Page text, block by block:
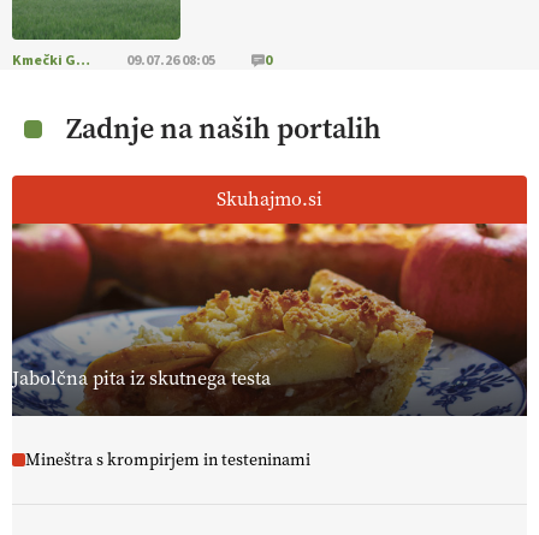
Kmečki Glas 09.07.26 08:05 0
Zadnje na naših portalih
Skuhajmo.si
Jabolčna pita iz skutnega testa
Mineštra s krompirjem in testeninami